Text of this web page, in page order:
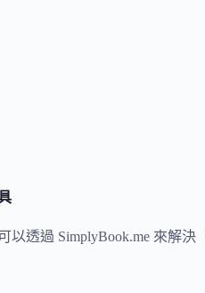
以透過 SimplyBook.me 來解決